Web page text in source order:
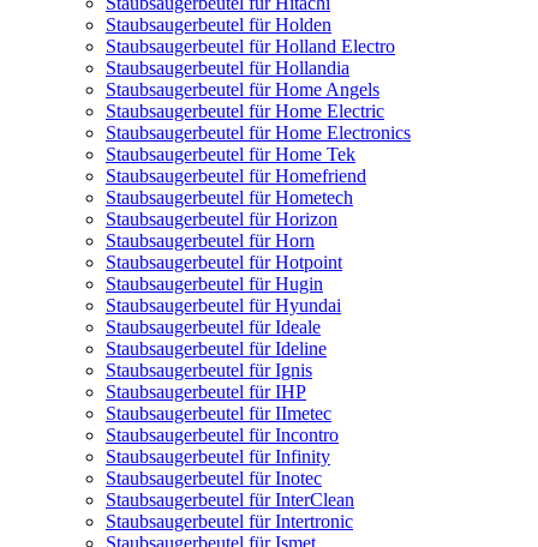
Staubsaugerbeutel für Holden
Staubsaugerbeutel für Holland Electro
Staubsaugerbeutel für Hollandia
Staubsaugerbeutel für Home Angels
Staubsaugerbeutel für Home Electric
Staubsaugerbeutel für Home Electronics
Staubsaugerbeutel für Home Tek
Staubsaugerbeutel für Homefriend
Staubsaugerbeutel für Hometech
Staubsaugerbeutel für Horizon
Staubsaugerbeutel für Horn
Staubsaugerbeutel für Hotpoint
Staubsaugerbeutel für Hugin
Staubsaugerbeutel für Hyundai
Staubsaugerbeutel für Ideale
Staubsaugerbeutel für Ideline
Staubsaugerbeutel für Ignis
Staubsaugerbeutel für IHP
Staubsaugerbeutel für IImetec
Staubsaugerbeutel für Incontro
Staubsaugerbeutel für Infinity
Staubsaugerbeutel für Inotec
Staubsaugerbeutel für InterClean
Staubsaugerbeutel für Intertronic
Staubsaugerbeutel für Ismet